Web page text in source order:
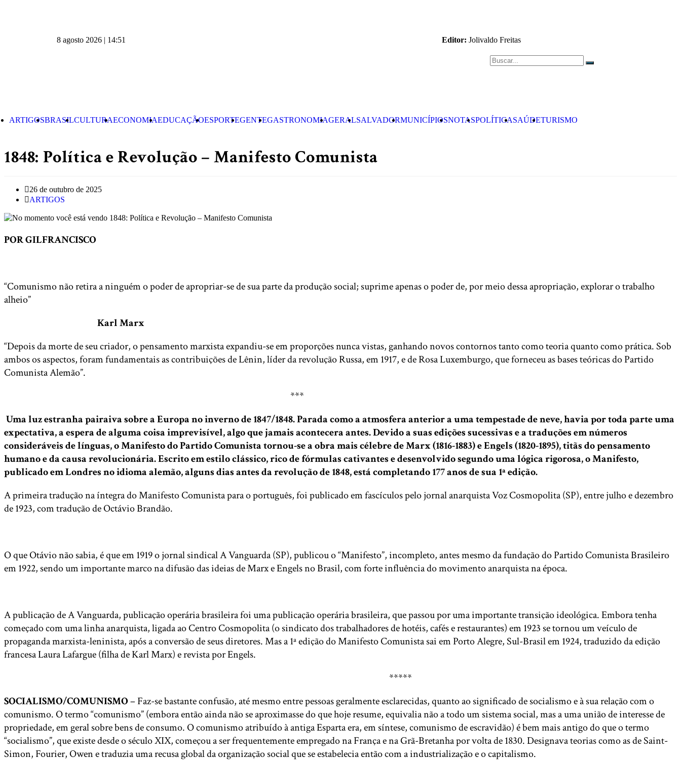
8 agosto 2026 | 14:51 Editor: Jolivaldo Freitas
ARTIGOSBRASILCULTURAECONOMIAEDUCAÇÃOESPORTEGENTEGASTRONOMIAGERALSALVADORMUNICÍPIOSNOTASPOLÍTICASAÚDETURISMO
1848: Política e Revolução – Manifesto Comunista
26 de outubro de 2025
ARTIGOS
POR GILFRANCISCO
“Comunismo não retira a ninguém o poder de apropriar-se de sua parte da produção social; suprime apenas o poder de, por meio dessa apropriação, explorar o trabalho
alheio”
Karl Marx
“Depois da morte de seu criador, o pensamento marxista expandiu-se em proporções nunca vistas, ganhando novos contornos tanto como teoria quanto como prática. Sob
ambos os aspectos, foram fundamentais as contribuições de Lênin, líder da revolução Russa, em 1917, e de Rosa Luxemburgo, que forneceu as bases teóricas do Partido
Comunista Alemão”.
***
Uma luz estranha pairaiva sobre a Europa no inverno de 1847/1848. Parada como a atmosfera anterior a uma tempestade de neve, havia por toda parte uma
expectativa, a espera de alguma coisa imprevisível, algo que jamais acontecera antes. Devido a suas edições sucessivas e a traduções em números
consideráveis de línguas, o Manifesto do Partido Comunista tornou-se a obra mais célebre de Marx (1816-1883) e Engels (1820-1895), titãs do pensamento
humano e da causa revolucionária. Escrito em estilo clássico, rico de fórmulas cativantes e desenvolvido segundo uma lógica rigorosa, o Manifesto,
publicado em Londres no idioma alemão, alguns dias antes da revolução de 1848, está completando 177 anos de sua 1ª edição.
A primeira tradução na íntegra do Manifesto Comunista para o português, foi publicado em fascículos pelo jornal anarquista Voz Cosmopolita (SP), entre julho e dezembro
de 1923, com tradução de Octávio Brandão.
O que Otávio não sabia, é que em 1919 o jornal sindical A Vanguarda (SP), publicou o “Manifesto”, incompleto, antes mesmo da fundação do Partido Comunista Brasileiro
em 1922, sendo um importante marco na difusão das ideias de Marx e Engels no Brasil, com forte influência do movimento anarquista na época.
A publicação de A Vanguarda, publicação operária brasileira foi uma publicação operária brasileira, que passou por uma importante transição ideológica. Embora tenha
começado com uma linha anarquista, ligada ao Centro Cosmopolita (o sindicato dos trabalhadores de hotéis, cafés e restaurantes) em 1923 se tornou um veículo de
propaganda marxista-leninista, após a conversão de seus diretores. Mas a 1ª edição do Manifesto Comunista sai em Porto Alegre, Sul-Brasil em 1924, traduzido da edição
francesa Laura Lafargue (filha de Karl Marx) e revista por Engels.
*****
SOCIALISMO/COMUNISMO– Faz-se bastante confusão, até mesmo entre pessoas geralmente esclarecidas, quanto ao significado de socialismo e à sua relação com o
comunismo. O termo “comunismo” (embora então ainda não se aproximasse do que hoje resume, equivalia não a todo um sistema social, mas a uma união de interesse de
propriedade, em geral sobre bens de consumo. O comunismo atribuído à antiga Esparta era, em síntese, comunismo de escravidão) é bem mais antigo do que o termo
“socialismo”, que existe desde o século XIX, começou a ser frequentemente empregado na França e na Grã-Bretanha por volta de 1830. Designava teorias como as de Saint-
Simon, Fourier, Owen e traduzia uma recusa global da organização social que se estabelecia então com a industrialização e o capitalismo.